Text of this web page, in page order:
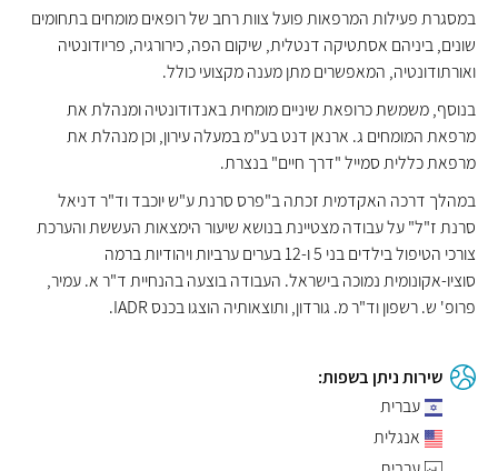
במסגרת פעילות המרפאות פועל צוות רחב של רופאים מומחים בתחומים
שונים, ביניהם אסתטיקה דנטלית, שיקום הפה, כירורגיה, פריודונטיה
ואורתודונטיה, המאפשרים מתן מענה מקצועי כולל.
בנוסף, משמשת כרופאת שיניים מומחית באנדודונטיה ומנהלת את
מרפאת המומחים ג. ארנאן דנט בע"מ במעלה עירון, וכן מנהלת את
מרפאת כללית סמייל "דרך חיים" בנצרת.
במהלך דרכה האקדמית זכתה ב"פרס סרנת ע"ש יוכבד וד"ר דניאל
סרנת ז"ל" על עבודה מצטיינת בנושא שיעור הימצאות העששת והערכת
צורכי הטיפול בילדים בני 5 ו-12 בערים ערביות ויהודיות ברמה
סוציו-אקונומית נמוכה בישראל. העבודה בוצעה בהנחיית ד"ר א. עמיר,
פרופ' ש. רשפון וד"ר מ. גורדון, ותוצאותיה הוצגו בכנס IADR.
שירות ניתן בשפות:
עברית
אנגלית